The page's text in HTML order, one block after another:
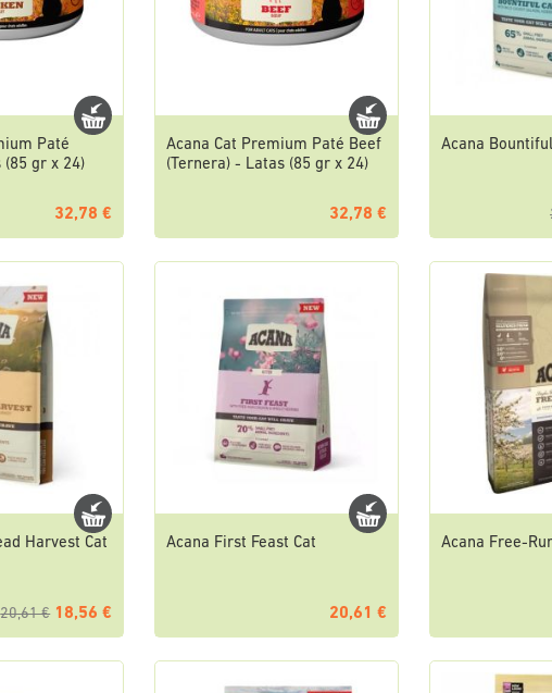
Paté
(85 gr x 24)
32,78 €
Acana Cat Premium Paté Beef
(Ternera) - Latas (85 gr x 24)
32,78 €
Acana
Harvest Cat
20,61 € 18,56 €
Acana First Feast Cat
20,61 €
Acana Free-